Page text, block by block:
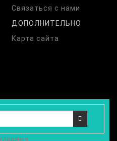
Связаться с нами
ДОПОЛНИТЕЛЬНО
Карта сайта